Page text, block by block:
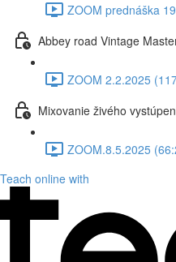
ZOOM prednáška
Abbey road Vintage
ZOOM 2.2.2025
Mixovanie živého
ZOOM.8.5.2025
Teach online with